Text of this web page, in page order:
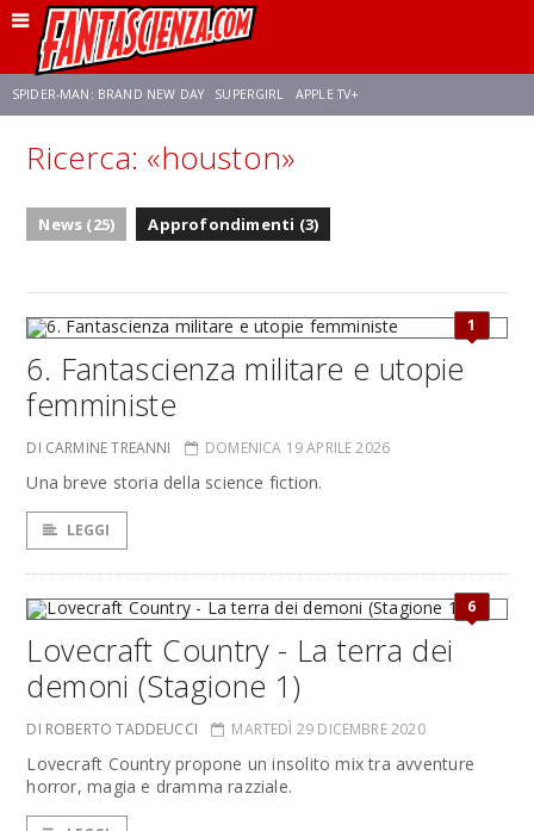
SPIDER-MAN: BRAND NEW DAY SUPERGIRL APPLE TV+
FRANCO RICCIARDIELLO ZENDAYA STAR TREK
Ricerca: «houston»
News (25) Approfondimenti (3)
1
6. Fantascienza militare e utopie
femministe
DI CARMINE TREANNI DOMENICA 19 APRILE 2026
Una breve storia della science fiction.
LEGGI
6
Lovecraft Country - La terra dei
demoni (Stagione 1)
DI ROBERTO TADDEUCCI MARTEDÌ 29 DICEMBRE 2020
Lovecraft Country propone un insolito mix tra avventure
horror, magia e dramma razziale.